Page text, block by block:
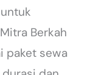
Berkah
paket sewa